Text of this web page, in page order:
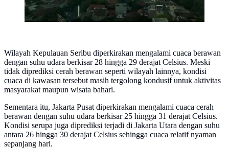
Wilayah Kepulauan Seribu diperkirakan mengalami cuaca berawan
dengan suhu udara berkisar 28 hingga 29 derajat Celsius. Meski
tidak diprediksi cerah berawan seperti wilayah lainnya, kondisi
cuaca di kawasan tersebut masih tergolong kondusif untuk aktivitas
masyarakat maupun wisata bahari.
Sementara itu, Jakarta Pusat diperkirakan mengalami cuaca cerah
berawan dengan suhu udara berkisar 25 hingga 31 derajat Celsius.
Kondisi serupa juga diprediksi terjadi di Jakarta Utara dengan suhu
antara 26 hingga 30 derajat Celsius sehingga cuaca relatif nyaman
sepanjang hari.